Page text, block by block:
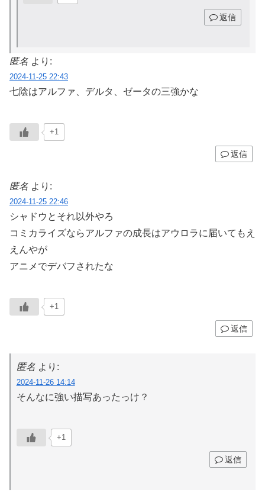
返信
匿名 より:
2024-11-25 22:43
七陰はアルファ、デルタ、ゼータの三強かな
+1
返信
匿名 より:
2024-11-25 22:46
シャドウとそれ以外やろ
コミカライズならアルファの成長はアウロラに届いてもえ
えんやが
アニメでデバフされたな
+1
返信
匿名 より:
2024-11-26 14:14
そんなに強い描写あったっけ？
+1
返信